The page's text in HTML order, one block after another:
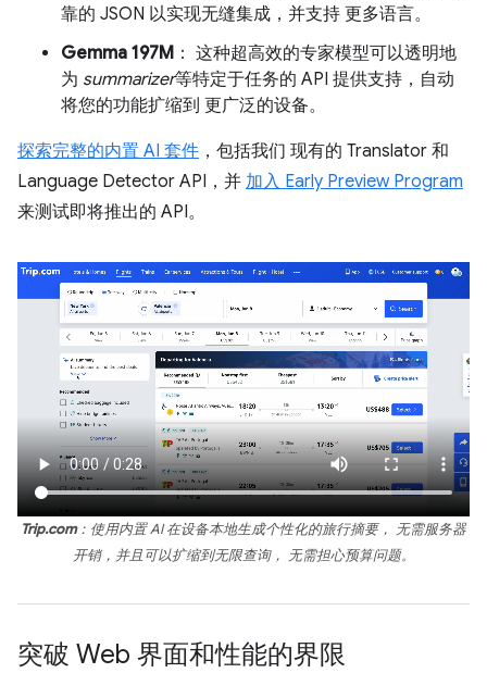
靠的 JSON 以实现无缝集成，并支持 更多语言。
Gemma 197M ： 这种超高效的专家模型可以透明地
为 summarizer等特定于任务的 API 提供支持，自动
将您的功能扩缩到 更广泛的设备。
探索完整的内置 AI 套件 ，包括我们 现有的 Translator 和
Language Detector API，并 加入 Early Preview Program
来测试即将推出的 API。
Trip.com：使用内置 AI 在设备本地生成个性化的旅行摘要， 无需服务器
开销，并且可以扩缩到无限查询， 无需担心预算问题。
突破 Web 界面和性能的界限